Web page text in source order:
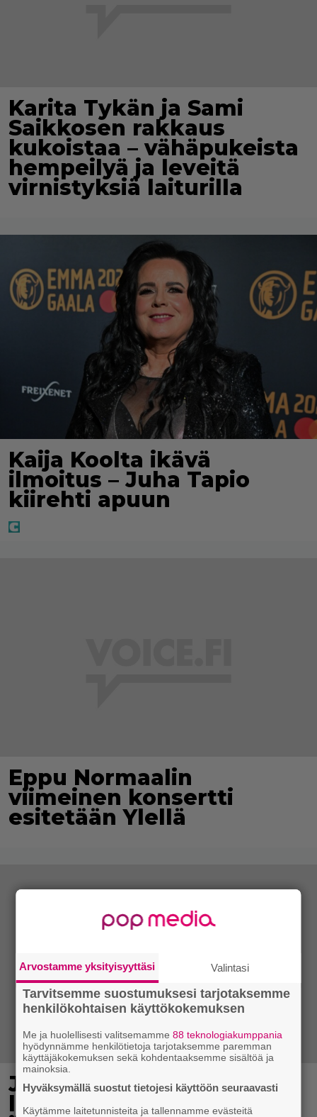
Karita Tykän ja Sami
Saikkosen rakkaus
kukoistaa – vähäpukeista
hempeilyä ja leveitä
virnistyksiä laiturilla
Kaija Koolta ikävä
ilmoitus – Juha Tapio
kiirehti apuun
Eppu Normaalin
viimeinen konsertti
esitetään Ylellä
Jani Sievinen kokosi
lapsikatraansa yhteen –
Arvostamme yksityisyyttäsi Valintasi
Tarvitsemme suostumuksesi tarjotaksemme
henkilökohtaisen käyttökokemuksen
Me ja huolellisesti valitsemamme88 teknologiakumppania
hyödynnämme henkilötietoja tarjotaksemme paremman
käyttäjäkokemuksen sekä kohdentaaksemme sisältöä ja
mainoksia.
Hyväksymällä suostut tietojesi käyttöön seuraavasti
Käytämme laitetunnisteita ja tallennamme evästeitä